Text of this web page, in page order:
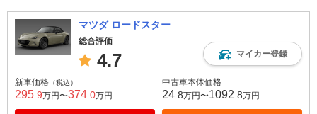
マツダ ロードスター
総合評価
4.7 マイカー登録
新車価格 （税込）
295 .9万円〜374 .0万円
中古車本体価格
24 .8万円〜1092 .8万円